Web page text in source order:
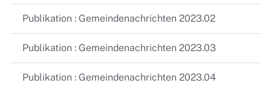
Publikation : Gemeindenachrichten 2023.02
Publikation : Gemeindenachrichten 2023.03
Publikation : Gemeindenachrichten 2023.04